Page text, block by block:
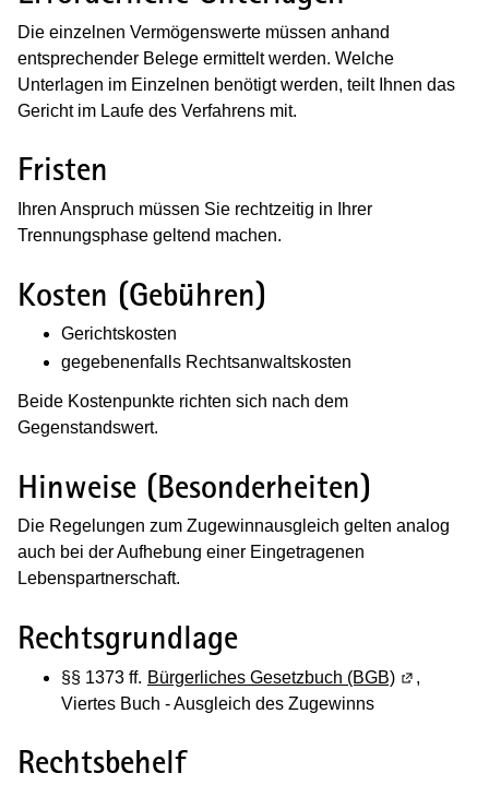
Die einzelnen Vermögenswerte müssen anhand
entsprechender Belege ermittelt werden. Welche
Unterlagen im Einzelnen benötigt werden, teilt Ihnen das
Gericht im Laufe des Verfahrens mit.
Fristen
Ihren Anspruch müssen Sie rechtzeitig in Ihrer
Trennungsphase geltend machen.
Kosten (Gebühren)
Gerichtskosten
gegebenenfalls Rechtsanwaltskosten
Beide Kostenpunkte richten sich nach dem
Gegenstandswert.
Hinweise (Besonderheiten)
Die Regelungen zum Zugewinnausgleich gelten analog
auch bei der Aufhebung einer Eingetragenen
Lebenspartnerschaft.
Rechtsgrundlage
§§ 1373 ff. Bürgerliches Gesetzbuch (BGB) (Wird in
,
Viertes Buch - Ausgleich des Zugewinns
Rechtsbehelf